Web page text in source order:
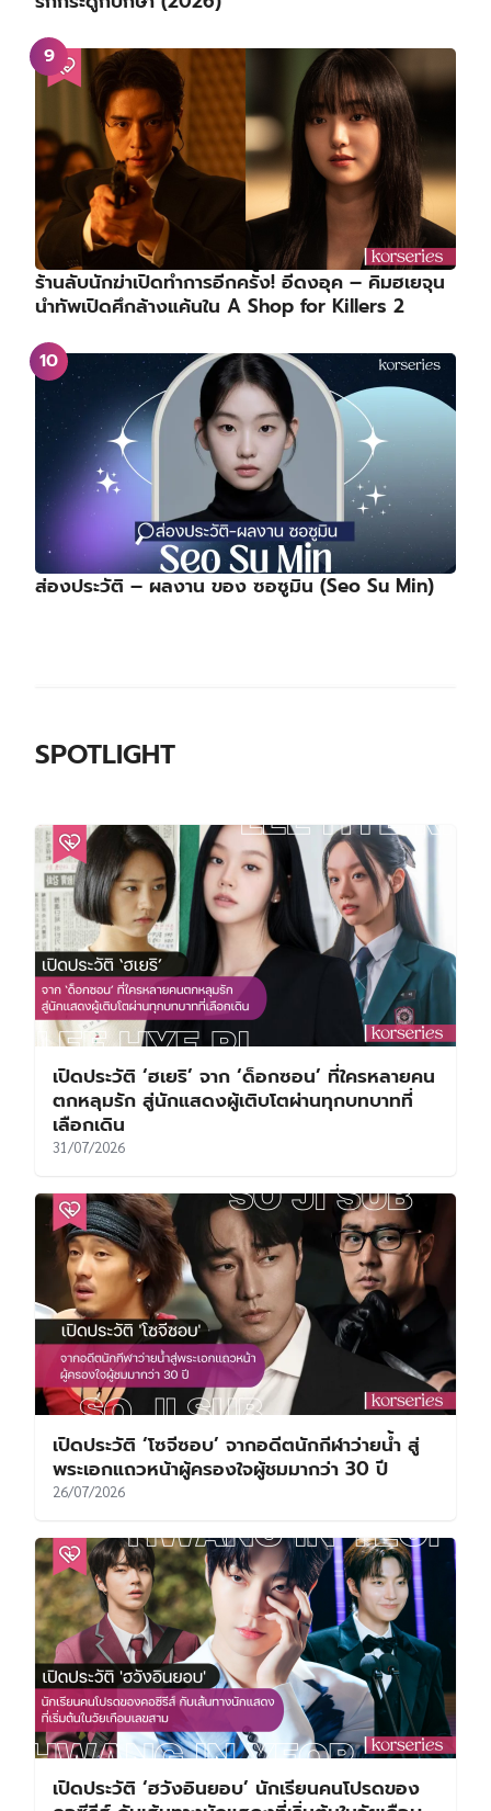
ร้านลับนักฆ่าเปิดทำการอีกครั้ง! อีดงอุค – คิมฮเยจุน
นำทัพเปิดศึกล้างแค้นใน A Shop for Killers 2
ส่องประวัติ – ผลงาน ของ ซอซูมิน (Seo Su Min)
SPOTLIGHT
เปิดประวัติ ‘ฮเยริ’ จาก ‘ด็อกซอน’ ที่ใครหลายคน
ตกหลุมรัก สู่นักแสดงผู้เติบโตผ่านทุกบทบาทที่
เลือกเดิน
31/07/2026
เปิดประวัติ ‘โซจีซอบ’ จากอดีตนักกีฬาว่ายน้ำ สู่
พระเอกแถวหน้าผู้ครองใจผู้ชมมากว่า 30 ปี
26/07/2026
เปิดประวัติ ‘ฮวังอินยอบ’ นักเรียนคนโปรดของ